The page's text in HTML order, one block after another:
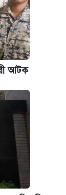
গেল
গেল যা
ভর্তি শুরু,
আটক